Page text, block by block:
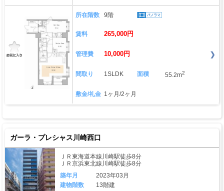
所在階数 9階
賃料 265,000円
管理費 10,000円
間取り 1SLDK 面積 55.2m2
敷金/礼金 1ヶ月/2ヶ月
ガーラ・プレシャス川崎西口
ＪＲ東海道本線川崎駅徒歩8分
ＪＲ京浜東北線川崎駅徒歩8分
築年月
2023年03月
建物階数
13階建